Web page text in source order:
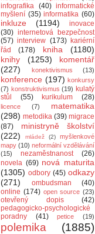
infografika (40) informatické
myšlení (35) informatika (60)
inkluze (1194)
inovace
(30) internetová bezpečnost
(57) interview (173) kariérní
řád
(178) kniha
(1180)
knihy
(1253)
komentář
(227)
konektivismus (13)
konference (197) konkursy
(7) konstruktivismus (19) kulatý
stůl
(55) kurikulum (28)
licence (7)
matematika
(298) metodika (39) migrace
(87)
ministryně školství
(222)
mládež (2)
myšlenkové
mapy (10) neformální vzdělávání
(15)
nezaměstnanost
(26)
novela (69) nová maturita
(1305) odbory (45) odkazy
(271)
ombudsman
(40)
online (174) open source (23)
otevřený dopis
(42)
pedagogicko-psychologické
poradny
(41) petice (19)
polemika
(1885)